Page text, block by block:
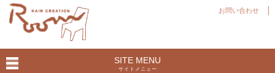
お問い合わせ
SITE MENU
サイトメニュー